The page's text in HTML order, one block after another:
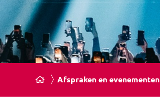
Afspraken en evenementen